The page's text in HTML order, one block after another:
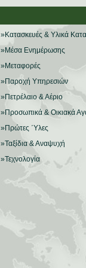
»Κατασκευές & Υλικά
»Μέσα Ενημέρωσης
»Μεταφορές
»Παροχή Υπηρεσιών
»Πετρέλαιο & Αέριο
»Προσωπικά & Οικιακά
»Πρώτες ΄Υλες
»Ταξίδια & Αναψυχή
»Τεχνολογία